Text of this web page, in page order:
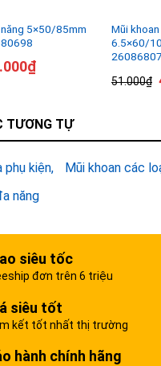
5×50/85mm
₫
Mũi
6.5×60/
51.000₫
TƯƠNG TỰ
phụ kiện
Mũi khoan các
năng
siêu tốc
đơn trên 6 triệu
siêu tốt
kết tốt nhất thị trường
hành chính hãng